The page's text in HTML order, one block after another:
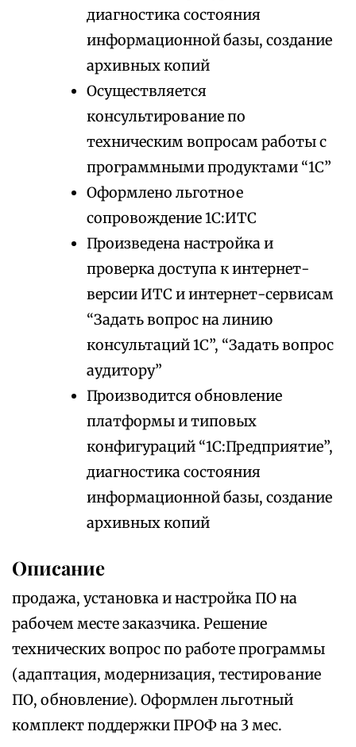
диагностика состояния
информационной базы, создание
архивных копий
Осуществляется
консультирование по
техническим вопросам работы с
программными продуктами “1С”
Оформлено льготное
сопровождение 1С:ИТС
Произведена настройка и
проверка доступа к интернет-
версии ИТС и интернет-сервисам
“Задать вопрос на линию
консультаций 1С”, “Задать вопрос
аудитору”
Производится обновление
платформы и типовых
конфигураций “1С:Предприятие”,
диагностика состояния
информационной базы, создание
архивных копий
Описание
продажа, установка и настройка ПО на
рабочем месте заказчика. Решение
технических вопрос по работе программы
(адаптация, модернизация, тестирование
ПО, обновление). Оформлен льготный
комплект поддержки ПРОФ на 3 мес.